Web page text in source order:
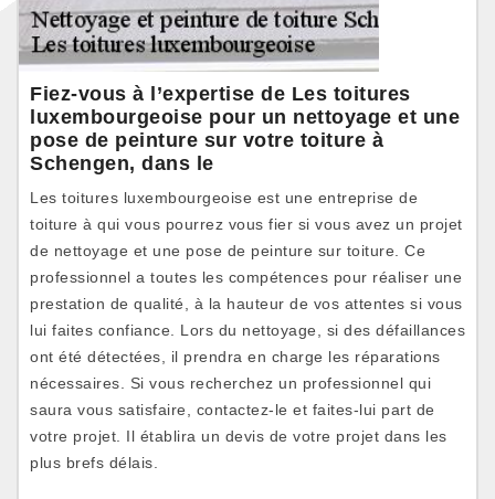
Fiez-vous à l’expertise de Les toitures
luxembourgeoise pour un nettoyage et une
pose de peinture sur votre toiture à
Schengen, dans le
Les toitures luxembourgeoise est une entreprise de
toiture à qui vous pourrez vous fier si vous avez un projet
de nettoyage et une pose de peinture sur toiture. Ce
professionnel a toutes les compétences pour réaliser une
prestation de qualité, à la hauteur de vos attentes si vous
lui faites confiance. Lors du nettoyage, si des défaillances
ont été détectées, il prendra en charge les réparations
nécessaires. Si vous recherchez un professionnel qui
saura vous satisfaire, contactez-le et faites-lui part de
votre projet. Il établira un devis de votre projet dans les
plus brefs délais.